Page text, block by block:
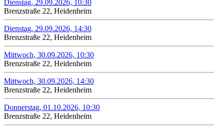
Dienstag, 29.09.2026, 10:30
Brenzstraße 22, Heidenheim
Dienstag, 29.09.2026, 14:30
Brenzstraße 22, Heidenheim
Mittwoch, 30.09.2026, 10:30
Brenzstraße 22, Heidenheim
Mittwoch, 30.09.2026, 14:30
Brenzstraße 22, Heidenheim
Donnerstag, 01.10.2026, 10:30
Brenzstraße 22, Heidenheim